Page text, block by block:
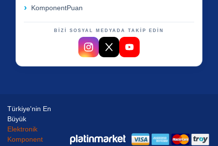
KomponentPuan
BİZİ SOSYAL MEDYADA TAKİP EDİN
Türkiye'nin En
Büyük
Elektronik
Komponent